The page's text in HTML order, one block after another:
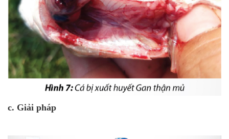
c. Giải pháp